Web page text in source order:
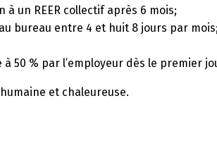
à un REER collectif après 6 mois;
bureau entre 4 et huit 8 jours par
50 % par l’employeur dès le premier
et chaleureuse.